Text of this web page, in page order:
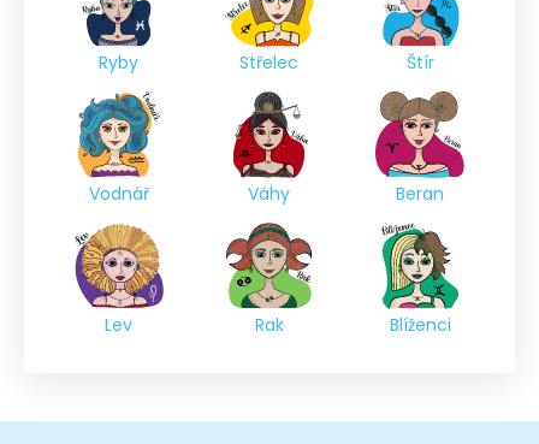
Ryby Střelec Štír
Vodnář Váhy Beran
Lev Rak Blíženci